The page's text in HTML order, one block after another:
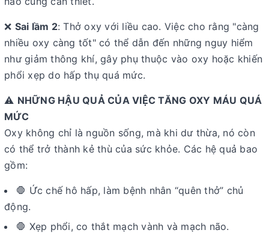
❌ Sai lầm 2: Thở oxy với liều cao. Việc cho rằng "càng
nhiều oxy càng tốt" có thể dẫn đến những nguy hiểm
như giảm thông khí, gây phụ thuộc vào oxy hoặc khiến
phổi xẹp do hấp thụ quá mức.
⚠️ NHỮNG HẬU QUẢ CỦA VIỆC TĂNG OXY MÁU QUÁ
MỨC
Oxy không chỉ là nguồn sống, mà khi dư thừa, nó còn
có thể trở thành kẻ thù của sức khỏe. Các hệ quả bao
gồm:
🛑 Ức chế hô hấp, làm bệnh nhân “quên thở” chủ
động.
🛑 Xẹp phổi, co thắt mạch vành và mạch não.